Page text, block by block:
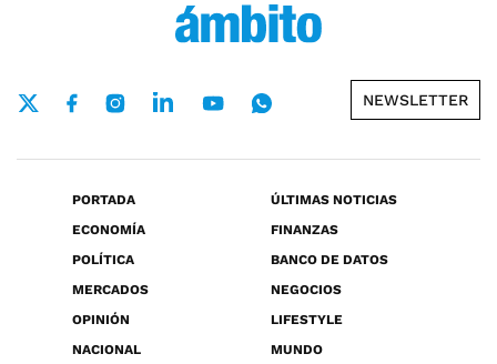
NEWSLETTER
PORTADA
ÚLTIMAS NOTICIAS
ECONOMÍA
FINANZAS
POLÍTICA
BANCO DE DATOS
MERCADOS
NEGOCIOS
OPINIÓN
LIFESTYLE
NACIONAL
MUNDO